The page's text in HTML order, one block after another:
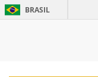
BRASIL